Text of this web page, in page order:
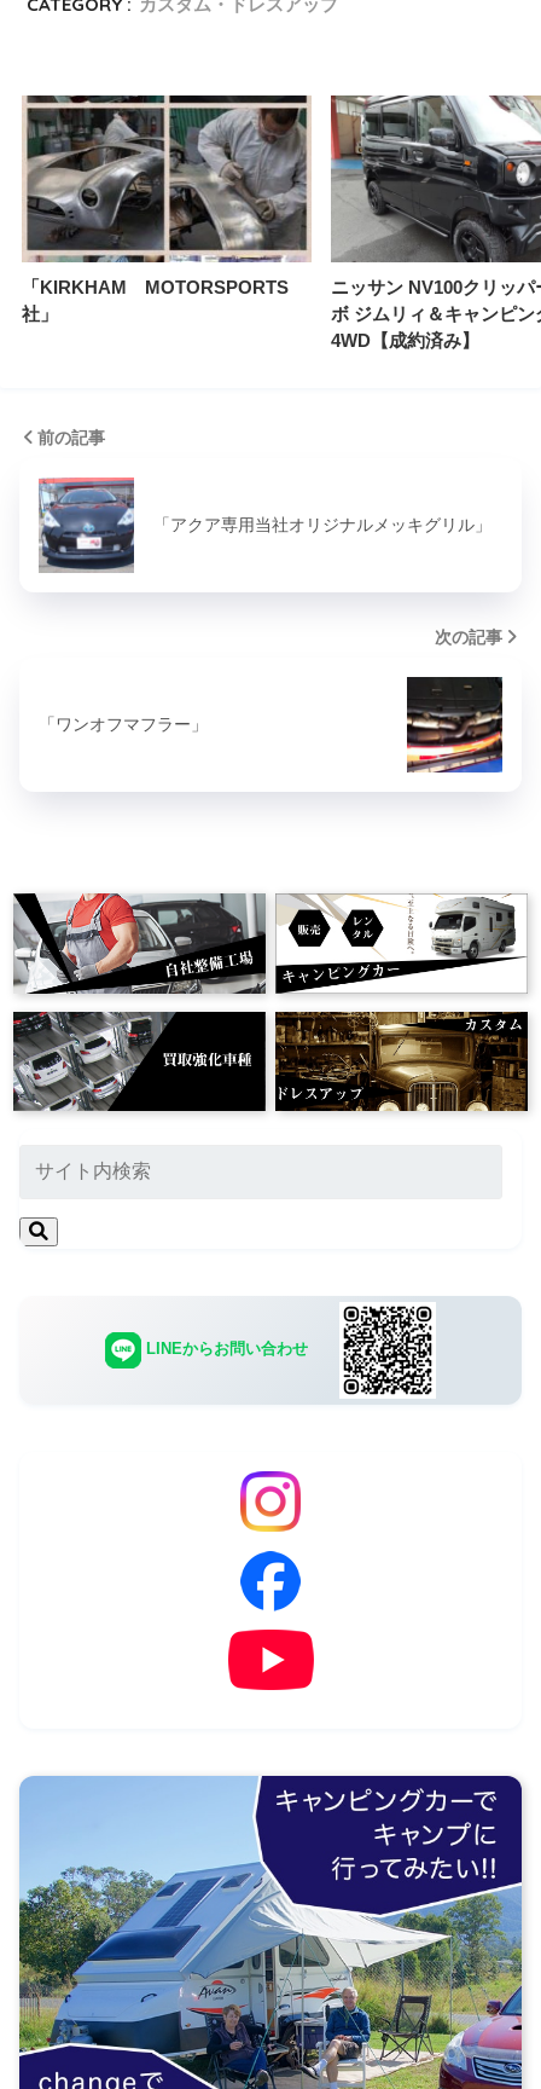
「KIRKHAM MOTORSPORTS
社」
ニッサン NV100クリッパ
ボ ジムリィ＆キャンピン
4WD【成約済み】
前の記事
「アクア専用当社オリジナルメッキグリル」
次の記事
「ワンオフマフラー」
LINEからお問い合わせ